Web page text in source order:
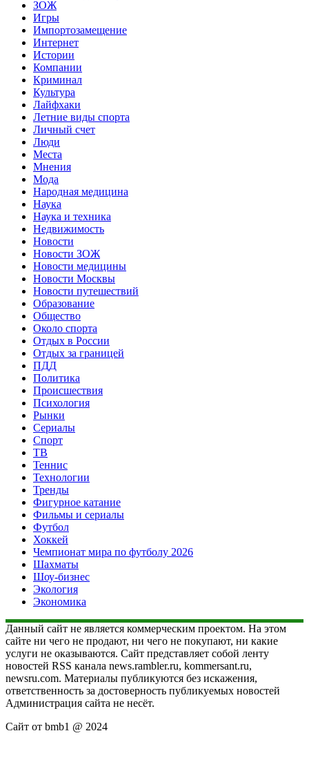
ЗОЖ
Игры
Импортозамещение
Интернет
Истории
Компании
Криминал
Культура
Лайфхаки
Летние виды спорта
Личный счет
Люди
Места
Мнения
Мода
Народная медицина
Наука
Наука и техника
Недвижимость
Новости
Новости ЗОЖ
Новости медицины
Новости Москвы
Новости путешествий
Образование
Общество
Около спорта
Отдых в России
Отдых за границей
ПДД
Политика
Происшествия
Психология
Рынки
Сериалы
Спорт
ТВ
Теннис
Технологии
Тренды
Фигурное катание
Фильмы и сериалы
Футбол
Хоккей
Чемпионат мира по футболу 2026
Шахматы
Шоу-бизнес
Экология
Экономика
Данный сайт не является коммерческим проектом. На этом
сайте ни чего не продают, ни чего не покупают, ни какие
услуги не оказываются. Сайт представляет собой ленту
новостей RSS канала news.rambler.ru, kommersant.ru,
newsru.com. Материалы публикуются без искажения,
ответственность за достоверность публикуемых новостей
Администрация сайта не несёт.
Сайт от bmb1 @ 2024